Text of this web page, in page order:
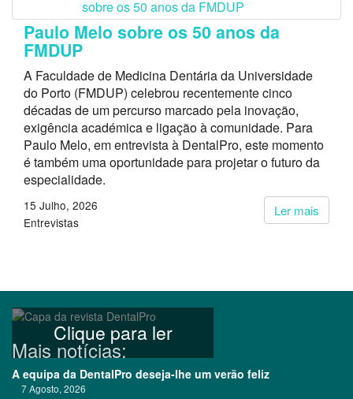
Paulo Melo sobre os 50 anos da
FMDUP
A Faculdade de Medicina Dentária da Universidade
do Porto (FMDUP) celebrou recentemente cinco
décadas de um percurso marcado pela inovação,
exigência académica e ligação à comunidade. Para
Paulo Melo, em entrevista à DentalPro, este momento
é também uma oportunidade para projetar o futuro da
especialidade.
Ler mais
15 Julho, 2026
Entrevistas
Clique para ler
Mais notícias:
A equipa da DentalPro deseja-lhe um verão feliz
7 Agosto, 2026